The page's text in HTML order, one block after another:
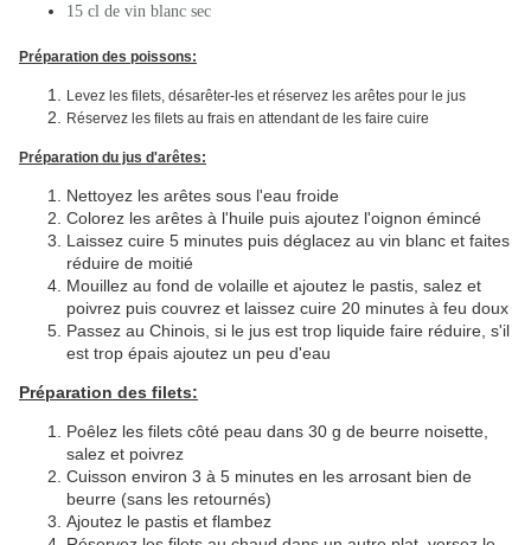
15 cl de vin blanc sec
Préparation des poissons:
Levez les filets, désarêter-les et réservez les arêtes pour le jus
Réservez les filets au frais en attendant de les faire cuire
Préparation du jus d'arêtes:
Nettoyez les arêtes sous l'eau froide
Colorez les arêtes à l'huile puis ajoutez l'oignon émincé
Laissez cuire 5 minutes puis déglacez au vin blanc et faites
réduire de moitié
Mouillez au fond de volaille et ajoutez le pastis, salez et
poivrez puis couvrez et laissez cuire 20 minutes à feu doux
Passez au Chinois, si le jus est trop liquide faire réduire, s'il
est trop épais ajoutez un peu d'eau
Préparation des filets:
Poêlez les filets côté peau dans 30 g de beurre noisette,
salez et poivrez
Cuisson environ 3 à 5 minutes en les arrosant bien de
beurre (sans les retournés)
Ajoutez le pastis et flambez